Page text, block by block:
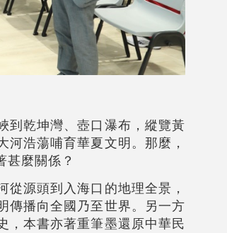
到乾坤灣、壺口瀑布，縱覽黃
浩蕩哺育華夏文明。那麼，
麼關係？
源頭到入海口的地理全景，
傳播向全國乃至世界。另一方
，本書亦著重筆墨還原中華民